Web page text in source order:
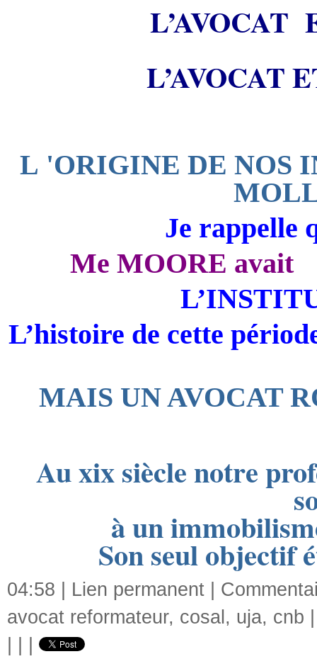
L’AVOCAT
L’AVOCAT
L 'ORIGINE DE NOS
Je rappelle
Me MOORE avait
L’histoire de cette
MAIS UN AVOCAT
Au xix siècle notre
à un
Son seul objectif
04:58 | Lien permanent
avocat reformateur, cosal , uja, cnb